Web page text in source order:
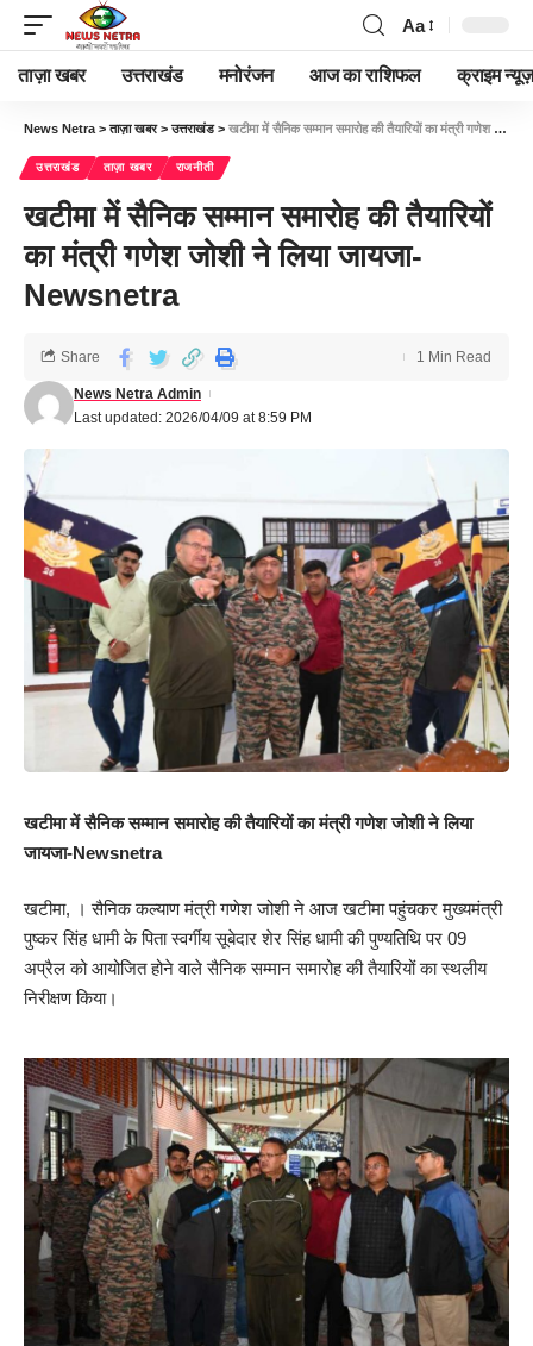
Aa
ताज़ा खबर उत्तराखंड मनोरंजन आज का राशिफल क्राइम न्यूज़
News Netra >ताज़ा खबर>उत्तराखंड> खटीमा में सैनिक सम्मान समारोह की तैयारियों का मंत्री गणेश जोशी ने लिया जायजा-Newsnetra
उत्तराखंड ताज़ा खबर राजनीती
खटीमा में सैनिक सम्मान समारोह की तैयारियों
का मंत्री गणेश जोशी ने लिया जायजा-
Newsnetra
Last updated: 2026/04/09 at 8:59 PM
News Netra Admin
Share 1 Min Read
खटीमा में सैनिक सम्मान समारोह की तैयारियों का मंत्री गणेश जोशी ने लिया
जायजा-Newsnetra
खटीमा, । सैनिक कल्याण मंत्री गणेश जोशी ने आज खटीमा पहुंचकर मुख्यमंत्री
पुष्कर सिंह धामी के पिता स्वर्गीय सूबेदार शेर सिंह धामी की पुण्यतिथि पर 09
अप्रैल को आयोजित होने वाले सैनिक सम्मान समारोह की तैयारियों का स्थलीय
निरीक्षण किया।